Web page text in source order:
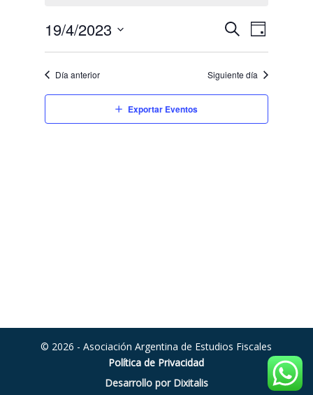
Navegación
de
búsqueda
y
vistas
Eventos
de
vistas
Evento
Día
19/4/2023
Día anterior Siguiente día
Exportar Eventos
© 2026 - Asociación Argentina de Estudios Fiscales
Política de Privacidad
Desarrollo por Dixitalis